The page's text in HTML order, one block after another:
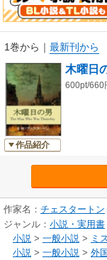
1巻から ｜ 最新刊から
作品紹介
木曜日
600pt/660
作家名： チェスタートン
ジャンル： 小説・実用書
小説 > 一般小説 > ミ
小説 > 一般小説 > 外